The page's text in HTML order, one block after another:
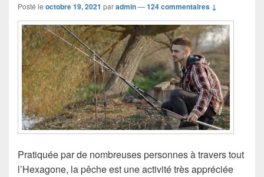
Posté le octobre 19, 2021 paradmin—124 commentaires ↓
Pratiquée par de nombreuses personnes à travers tout
l’Hexagone, la pêche est une activité très appréciée